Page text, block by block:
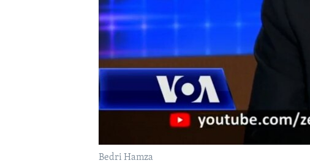
Bedri Hamza